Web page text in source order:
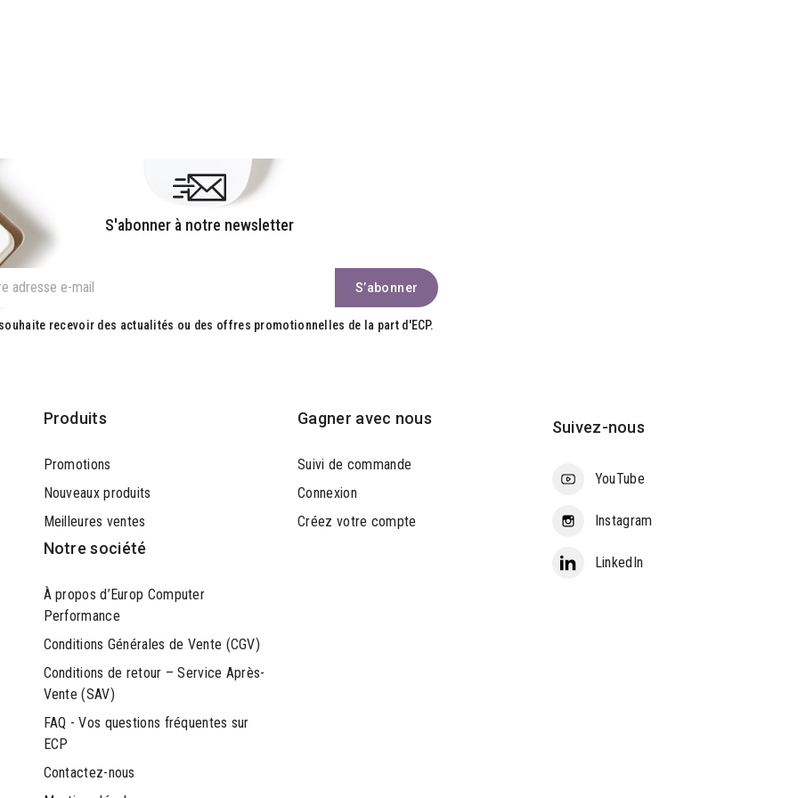
S'abonner à notre newsletter
recevoir des actualités ou des offres promotionnelles de la part d'ECP.
Produits
Promotions
Nouveaux produits
Meilleures ventes
Notre société
À propos d’Europ Computer
Performance
Conditions Générales de Vente (CGV)
Conditions de retour – Service Après-
Vente (SAV)
FAQ - Vos questions fréquentes sur
ECP
Contactez-nous
Gagner avec nous
Suivi de commande
Connexion
Créez votre compte
Suivez-nous
YouTube
Instagram
LinkedIn